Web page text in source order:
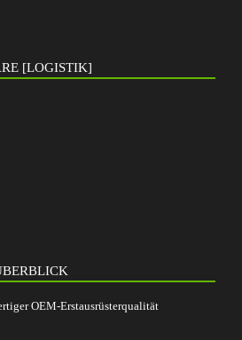
[LOGISTIK]
OEM-Erstausrüsterqualität